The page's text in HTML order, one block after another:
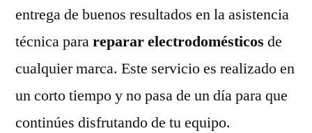
entrega de buenos resultados en la asistencia
técnica parareparar electrodomésticos de
cualquier marca. Este servicio es realizado en
un corto tiempo y no pasa de un día para que
continúes disfrutando de tu equipo.